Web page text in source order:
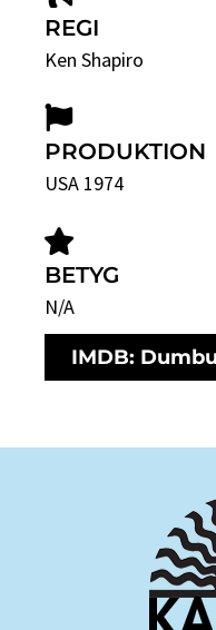
REGI
Ken Shapiro
PRODUKTION
USA 1974
BETYG
N/A
IMDB: